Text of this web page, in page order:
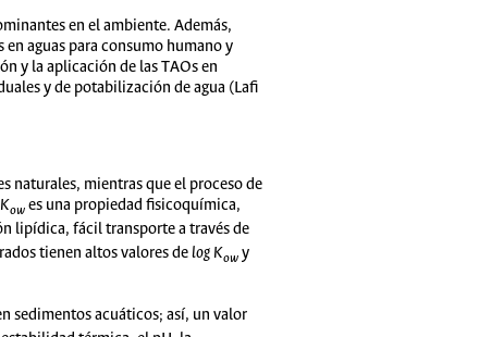
en el ambiente. Además,
aguas para consumo humano y
y la aplicación de las TAOs en
y de potabilización de agua (Lafi
naturales, mientras que el proceso de
ow es una propiedad fisicoquímica,
lipídica, fácil transporte a través de
tienen altos valores delog Kow y
sedimentos acuáticos; así, un valor